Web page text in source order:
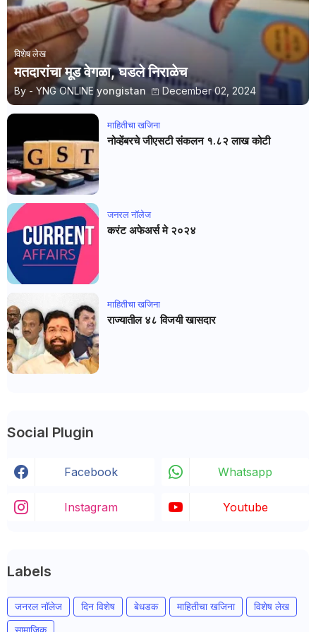
विशेष लेख
मतदारांचा मूड वेगळा, घडले निराळेच
By - YNG ONLINE yongistan December 02, 2024
माहितीचा खजिना
नोव्हेंबरचे जीएसटी संकलन १.८२ लाख कोटी
जनरल नाॅलेज
करंट अफेअर्स मे २०२४
माहितीचा खजिना
राज्यातील ४८ विजयी खासदार
Social Plugin
Facebook Whatsapp
Instagram Youtube
Labels
जनरल नॉलेज दिन विशेष बेधडक माहितीचा खजिना
विशेष लेख